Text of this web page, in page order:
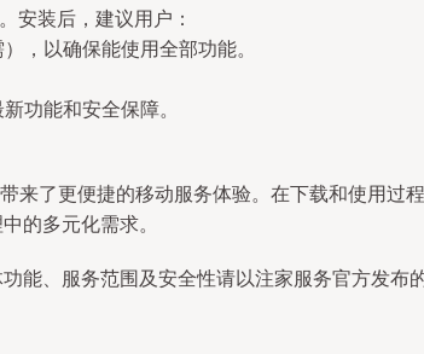
安装后，建议用户：
，以确保能使用全部功能。
功能和安全保障。
来了更便捷的移动服务体验。在下载和使用过
的多元化需求。
能、服务范围及安全性请以注家服务官方发